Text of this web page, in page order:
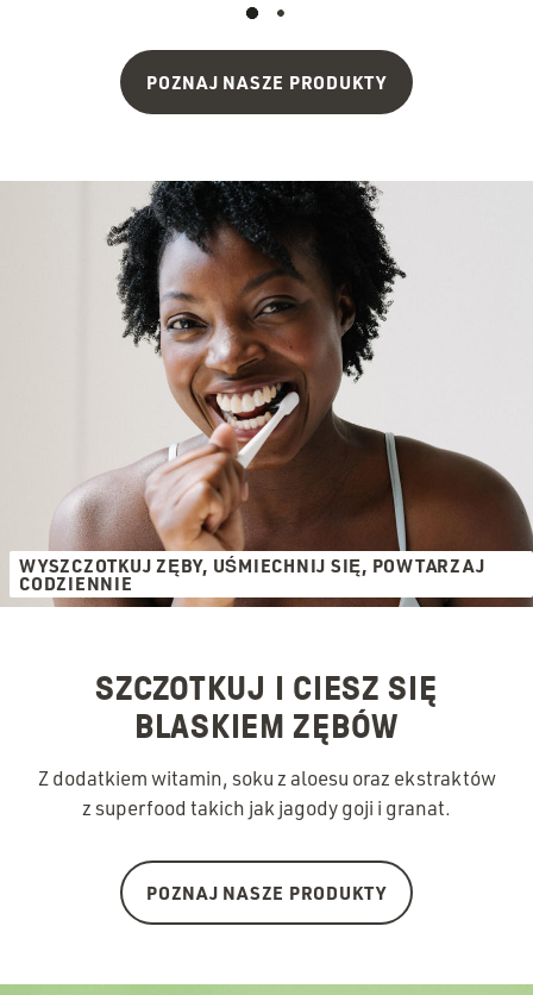
POZNAJ NASZE PRODUKTY
WYSZCZOTKUJ ZĘBY, UŚMIECHNIJ SIĘ, POWTARZAJ
CODZIENNIE
SZCZOTKUJ I CIESZ SIĘ
BLASKIEM ZĘBÓW
Z dodatkiem witamin, soku z aloesu oraz ekstraktów
z superfood takich jak jagody goji i granat.
POZNAJ NASZE PRODUKTY